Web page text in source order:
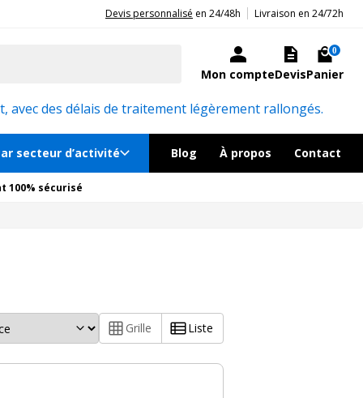
20ans d'expérience aux côtés des professionnels et acteurs publics.
Devis personnalisé en 24/48h Livraison en 24/72h
Mon compteDevisPanier
0
des délais de traitement légèrement rallongés.
secteur d’activité Blog À propos Contact
100% sécurisé
Grille Liste